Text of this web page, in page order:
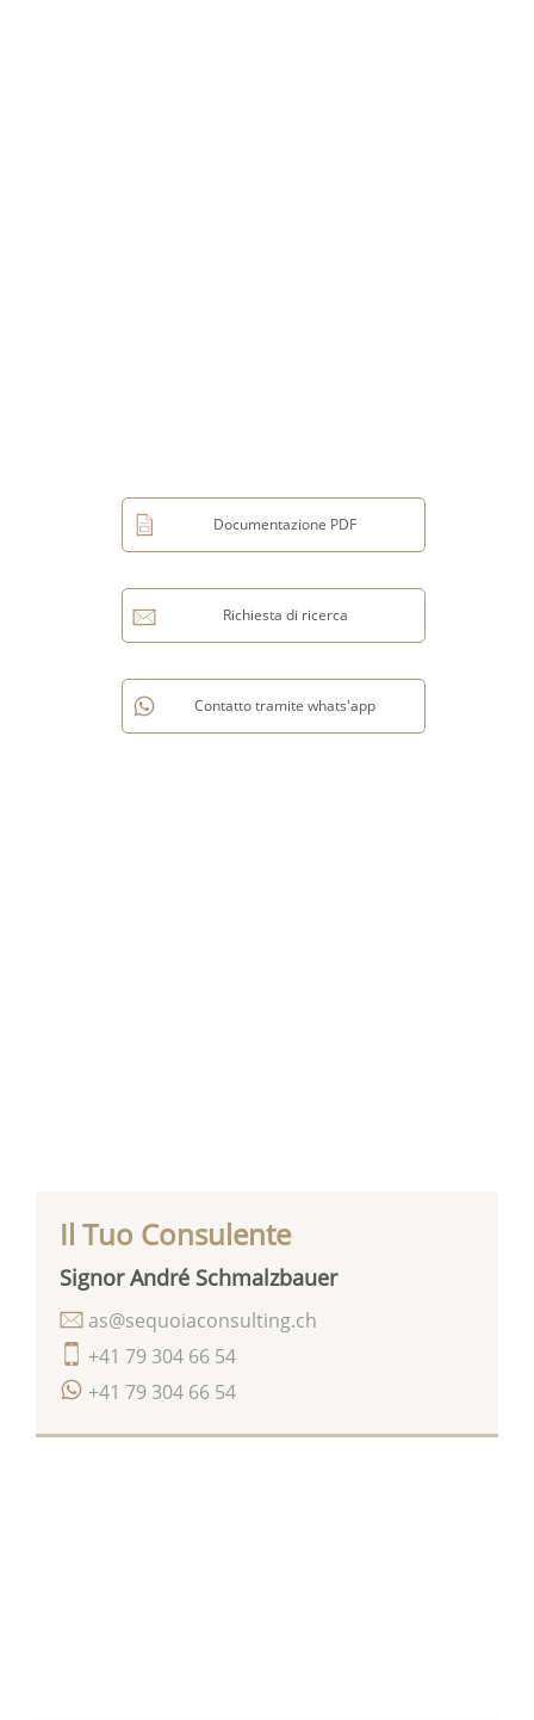
Il Tuo Consulente
Signor André Schmalzbauer
+41 79 304 66 54
+41 79 304 66 54
as@sequoiaconsulting.ch
Documentazione PDF
Richiesta di ricerca
Contatto tramite whats'app